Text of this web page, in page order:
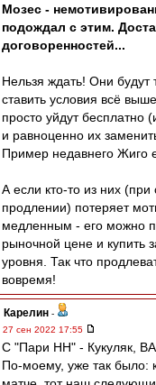
Мозес -
подождал с этим.
договоренностей...
Нельзя ждать! Они будут
ставить условия всё
просто уйдут бесплатно
и равноценно их
Пример недавнего Жиго
А если кто-то из них
продлении) потеряет
медленным - его можно
рыночной цене и купить
уровня. Так что
вовремя!
Карелин -
27 сен 2022 17:55
С "Пари НН" - Кукуляк,
По-моему, уже так было: